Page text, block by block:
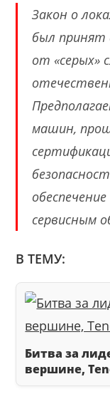
Закон о
был принят
от «серых»
машин,
сервисным
В ТЕМУ:
Битва за
вершине,